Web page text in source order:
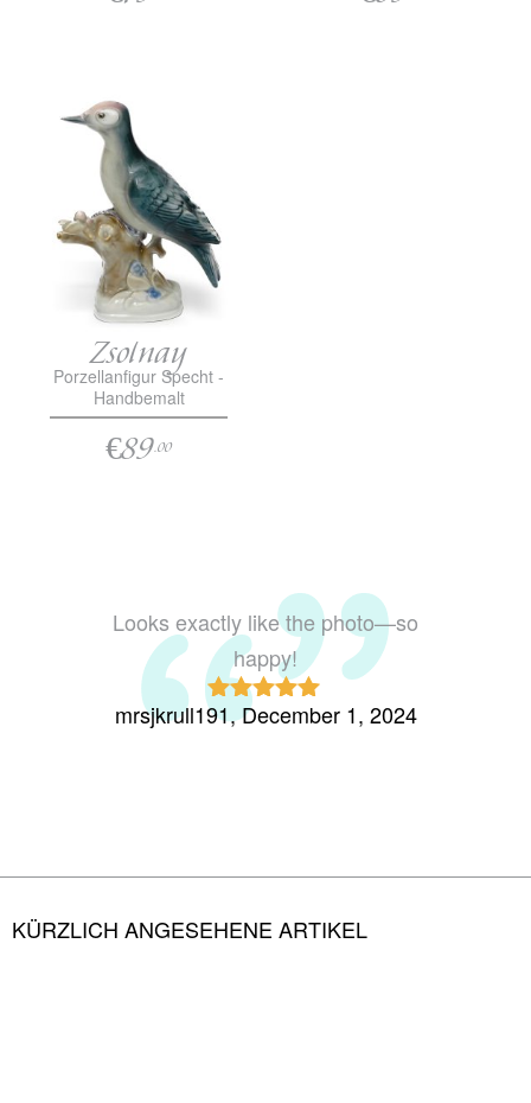
Zsolnay
Porzellanfigur Specht -
Handbemalt
€89.00
Looks exactly like the photo—so
happy!
Rated5out
mrsjkrull191, December 1, 2024
KÜRZLICH ANGESEHENE ARTIKEL